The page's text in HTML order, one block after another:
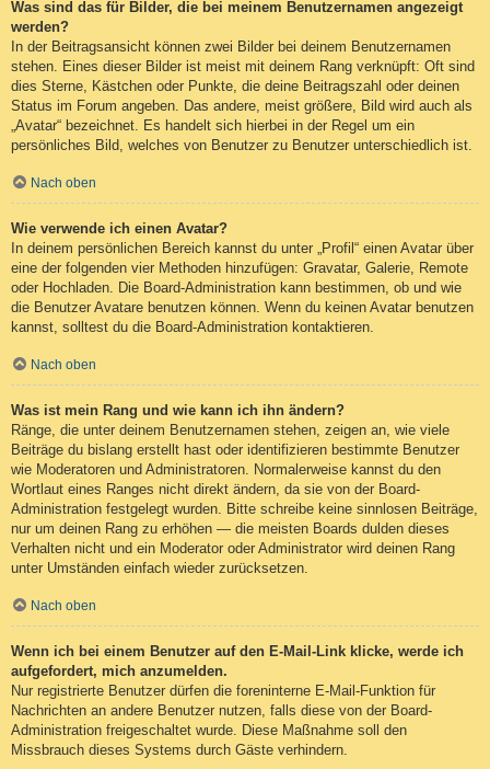
Was sind das für Bilder, die bei meinem Benutzernamen angezeigt
werden?
In der Beitragsansicht können zwei Bilder bei deinem Benutzernamen
stehen. Eines dieser Bilder ist meist mit deinem Rang verknüpft: Oft sind
dies Sterne, Kästchen oder Punkte, die deine Beitragszahl oder deinen
Status im Forum angeben. Das andere, meist größere, Bild wird auch als
„Avatar“ bezeichnet. Es handelt sich hierbei in der Regel um ein
persönliches Bild, welches von Benutzer zu Benutzer unterschiedlich ist.
Nach oben
Wie verwende ich einen Avatar?
In deinem persönlichen Bereich kannst du unter „Profil“ einen Avatar über
eine der folgenden vier Methoden hinzufügen: Gravatar, Galerie, Remote
oder Hochladen. Die Board-Administration kann bestimmen, ob und wie
die Benutzer Avatare benutzen können. Wenn du keinen Avatar benutzen
kannst, solltest du die Board-Administration kontaktieren.
Nach oben
Was ist mein Rang und wie kann ich ihn ändern?
Ränge, die unter deinem Benutzernamen stehen, zeigen an, wie viele
Beiträge du bislang erstellt hast oder identifizieren bestimmte Benutzer
wie Moderatoren und Administratoren. Normalerweise kannst du den
Wortlaut eines Ranges nicht direkt ändern, da sie von der Board-
Administration festgelegt wurden. Bitte schreibe keine sinnlosen Beiträge,
nur um deinen Rang zu erhöhen — die meisten Boards dulden dieses
Verhalten nicht und ein Moderator oder Administrator wird deinen Rang
unter Umständen einfach wieder zurücksetzen.
Nach oben
Wenn ich bei einem Benutzer auf den E-Mail-Link klicke, werde ich
aufgefordert, mich anzumelden.
Nur registrierte Benutzer dürfen die foreninterne E-Mail-Funktion für
Nachrichten an andere Benutzer nutzen, falls diese von der Board-
Administration freigeschaltet wurde. Diese Maßnahme soll den
Missbrauch dieses Systems durch Gäste verhindern.